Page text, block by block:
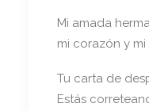
Mi amada
mi corazón y
Tu carta de
Estás